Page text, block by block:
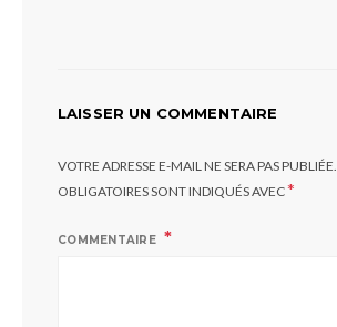
LAISSER UN COMMENTAIRE
VOTRE ADRESSE E-MAIL NE SERA PAS PUBLIÉE.
OBLIGATOIRES SONT INDIQUÉS AVEC*
COMMENTAIRE